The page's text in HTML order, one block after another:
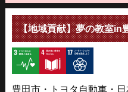
【地域貢献】夢の教室in
豊田市・トヨタ自動車・